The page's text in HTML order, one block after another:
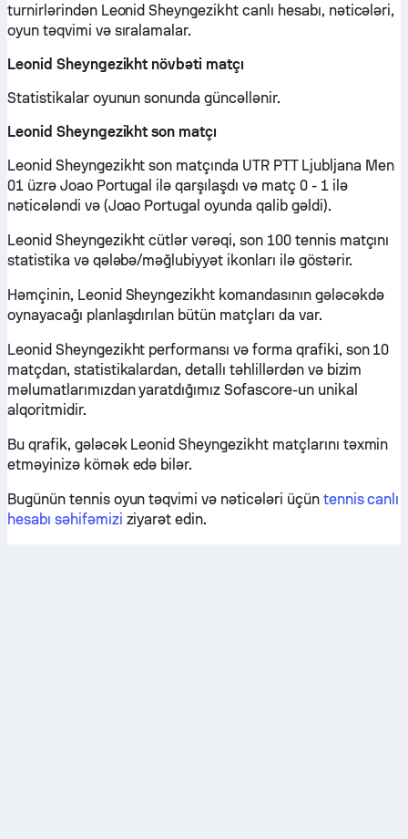
turnirlərindən Leonid Sheyngezikht canlı hesabı, nəticələri,
oyun təqvimi və sıralamalar.
Leonid Sheyngezikht növbəti matçı
Statistikalar oyunun sonunda güncəllənir.
Leonid Sheyngezikht son matçı
Leonid Sheyngezikht son matçında UTR PTT Ljubljana Men
01 üzrə Joao Portugal ilə qarşılaşdı və matç 0 - 1 ilə
nəticələndi və (Joao Portugal oyunda qalib gəldi).
Leonid Sheyngezikht cütlər vərəqi, son 100 tennis matçını
statistika və qələbə/məğlubiyyət ikonları ilə göstərir.
Həmçinin, Leonid Sheyngezikht komandasının gələcəkdə
oynayacağı planlaşdırılan bütün matçları da var.
Leonid Sheyngezikht performansı və forma qrafiki, son 10
matçdan, statistikalardan, detallı təhlillərdən və bizim
məlumatlarımızdan yaratdığımız Sofascore-un unikal
alqoritmidir.
Bu qrafik, gələcək Leonid Sheyngezikht matçlarını təxmin
etməyinizə kömək edə bilər.
Bugünün tennis oyun təqvimi və nəticələri üçün tennis canlı
hesabı səhifəmizi ziyarət edin.